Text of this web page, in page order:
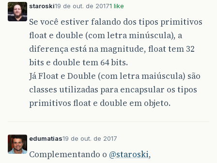
staroski19 de out. de 20171 like
Se você estiver falando dos tipos primitivos
float e double (com letra minúscula), a
diferença está na magnitude, float tem 32
bits e double tem 64 bits.
Já Float e Double (com letra maiúscula) são
classes utilizadas para encapsular os tipos
primitivos float e double em objeto.
edumatias19 de out. de 2017
Complementando o @staroski,